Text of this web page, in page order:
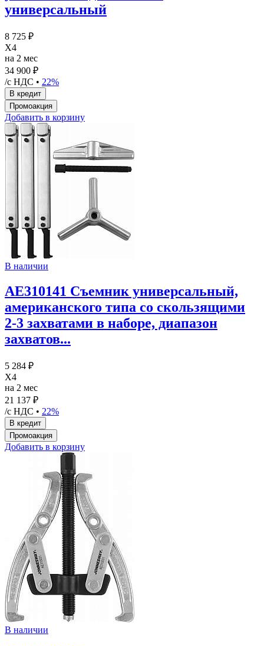
универсальный
8 725 ₽
X4
на 2 мес
34 900 ₽
/с НДС • 22%
Добавить в корзину
В наличии
AE310141 Съемник универсальный,
американского типа со скользящими
2-3 захватами в наборе, диапазон
захватов...
5 284 ₽
X4
на 2 мес
21 137 ₽
/с НДС • 22%
Добавить в корзину
В наличии